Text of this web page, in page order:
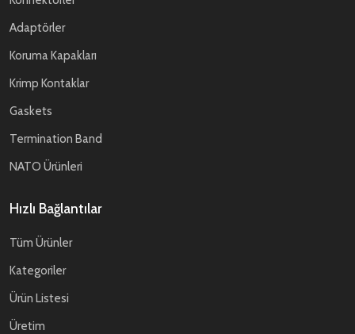
Adaptörler
Koruma Kapakları
Krimp Kontaklar
Gaskets
Termination Band
NATO Ürünleri
Hızlı Bağlantılar
Tüm Ürünler
Kategoriler
Ürün Listesi
Üretim